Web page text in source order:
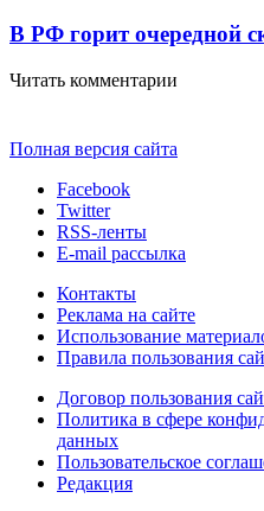
В РФ горит очередной
Читать комментарии
Полная версия сайта
Facebook
Twitter
RSS-ленты
E-mail рассылка
Контакты
Реклама на сайте
Использование
Правила пользования
Договор пользования
Политика в сфере
данных
Пользовательское
Редакция